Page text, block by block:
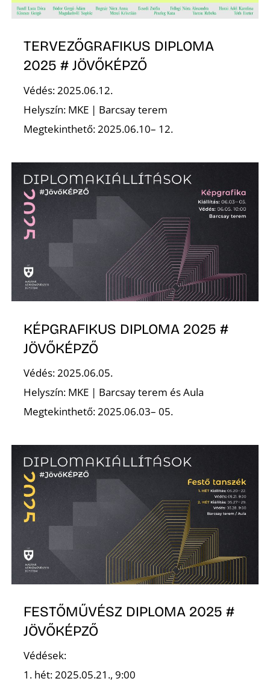
TERVEZŐGRAFIKUS DIPLOMA
2025 # JÖVŐKÉPZŐ
Védés: 2025.06.12.
Helyszín: MKE | Barcsay terem
Megtekinthető: 2025.06.10– 12.
KÉPGRAFIKUS DIPLOMA 2025 #
JÖVŐKÉPZŐ
Védés: 2025.06.05.
Helyszín: MKE | Barcsay terem és Aula
Megtekinthető: 2025.06.03– 05.
FESTŐMŰVÉSZ DIPLOMA 2025 #
JÖVŐKÉPZŐ
Védések:
1. hét: 2025.05.21., 9:00